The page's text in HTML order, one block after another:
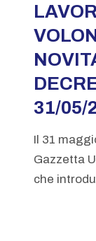
31/05/
Il 31
Gazzetta
che